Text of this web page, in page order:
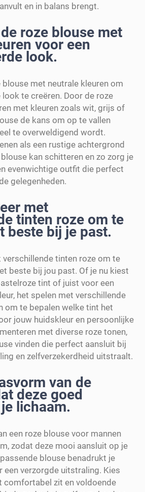
en in balans brengt.
roze blouse met
voor een
look.
met neutrale kleuren om
te creëren. Door de roze
met kleuren zoals wit, grijs of
de kans om op te vallen
te overweldigend wordt.
als een rustige achtergrond
kan schitteren en zo zorg je
evenwichtige outfit die perfect
gelegenheden.
met
tinten roze om te
beste bij je past.
verschillende tinten roze om te
beste bij jou past. Of je nu kiest
tint of juist voor een
het spelen met verschillende
om te bepalen welke tint het
jouw huidskleur en persoonlijke
met diverse roze tonen,
vinden die perfect aansluit bij
en zelfverzekerdheid uitstraalt.
van de
deze goed
lichaam.
een roze blouse voor mannen
zodat deze mooi aansluit op je
blouse benadrukt je
een verzorgde uitstraling. Kies
comfortabel zit en voldoende